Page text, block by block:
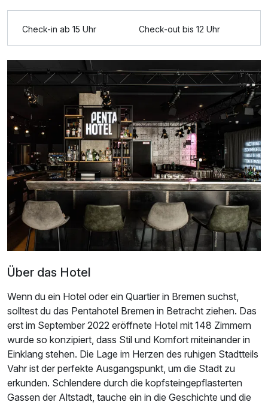
Ausstattung
Check-in ab 15 Uhr Check-out bis 12 Uhr
Über das Hotel
Wenn du ein Hotel oder ein Quartier in Bremen suchst,
solltest du das Pentahotel Bremen in Betracht ziehen. Das
erst im September 2022 eröffnete Hotel mit 148 Zimmern
wurde so konzipiert, dass Stil und Komfort miteinander in
Einklang stehen. Die Lage im Herzen des ruhigen Stadtteils
Vahr ist der perfekte Ausgangspunkt, um die Stadt zu
erkunden. Schlendere durch die kopfsteingepflasterten
Gassen der Altstadt, tauche ein in die Geschichte und die